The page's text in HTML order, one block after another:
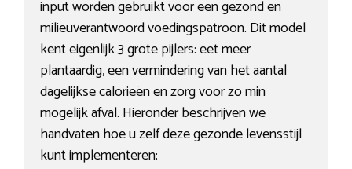
input worden gebruikt voor een gezond en
milieuverantwoord voedingspatroon. Dit model
kent eigenlijk 3 grote pijlers: eet meer
plantaardig, een vermindering van het aantal
dagelijkse calorieën en zorg voor zo min
mogelijk afval. Hieronder beschrijven we
handvaten hoe u zelf deze gezonde levensstijl
kunt implementeren: